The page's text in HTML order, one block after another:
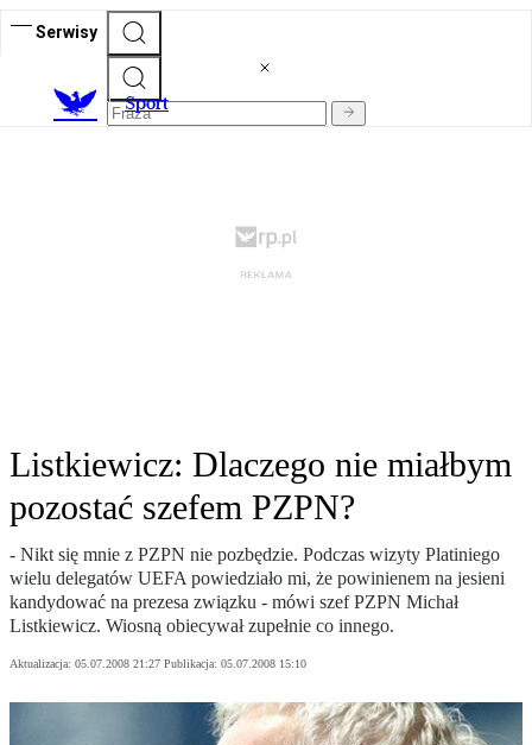
Serwisy
Sport
Listkiewicz: Dlaczego nie miałbym
pozostać szefem PZPN?
- Nikt się mnie z PZPN nie pozbędzie. Podczas wizyty Platiniego
wielu delegatów UEFA powiedziało mi, że powinienem na jesieni
kandydować na prezesa związku - mówi szef PZPN Michał
Listkiewicz. Wiosną obiecywał zupełnie co innego.
Aktualizacja: 05.07.2008 21:27 Publikacja: 05.07.2008 15:10